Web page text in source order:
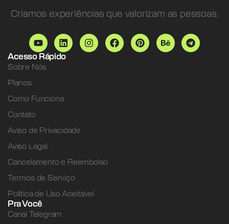
Criamos experiências que valorizam as pessoas.
Acesso Rápido
Sobre Nós
Planos
Como Funciona
Contato
Aviso de Privacidade
Aviso Legal
Cancelamento e Reembolso
Termos de Serviço
Política de Uso Aceitável
Pra Você
Canal Telegram